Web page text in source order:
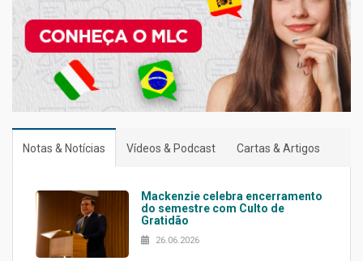
Notas & Notícias Vídeos & Podcast Cartas & Artigos
Mackenzie celebra encerramento
do semestre com Culto de
Gratidão
26.06.2026